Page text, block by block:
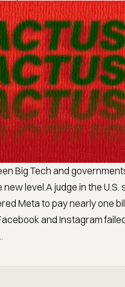
Big Tech and
level.A judge in the U.S.
Meta to pay nearly one
and Instagram